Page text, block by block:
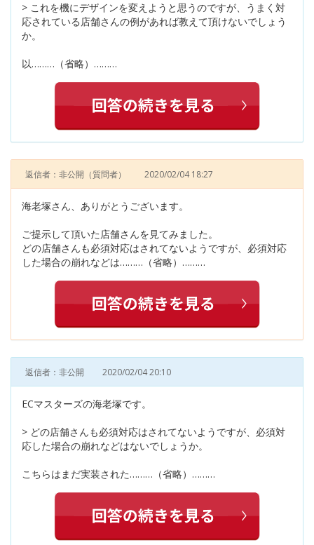
> これを機にデザインを変えようと思うのですが、うまく対
応されている店舗さんの例があれば教えて頂けないでしょう
か。
以………（省略）………
返信者：非公開 （質問者） 2020/02/04 18:27
海老塚さん、ありがとうございます。
ご提示して頂いた店舗さんを見てみました。
どの店舗さんも必須対応はされてないようですが、必須対応
した場合の崩れなどは………（省略）………
返信者：非公開 2020/02/04 20:10
ECマスターズの海老塚です。
> どの店舗さんも必須対応はされてないようですが、必須対
応した場合の崩れなどはないでしょうか。
こちらはまだ実装された………（省略）………